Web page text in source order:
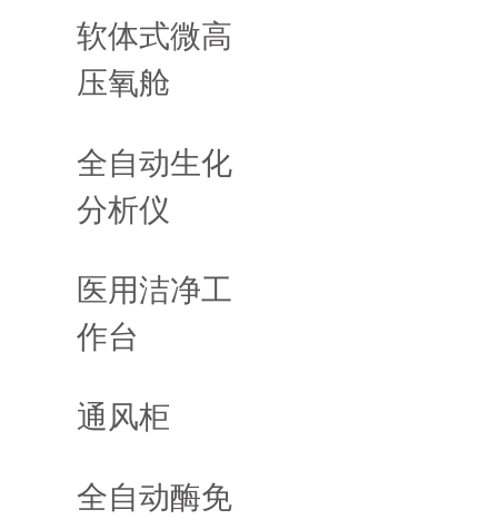
软体式微高
压氧舱
全自动生化
分析仪
医用洁净工
作台
通风柜
全自动酶免